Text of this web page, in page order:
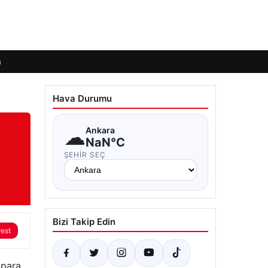
Hava Durumu
☁Ankara
NaN°C
ŞEHIR SEÇ
Bizi Takip Edin